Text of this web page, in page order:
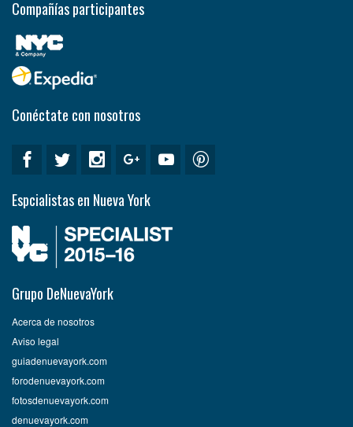
Compañías participantes
Conéctate con nosotros
Espcialistas en Nueva York
Grupo DeNuevaYork
Acerca de nosotros
Aviso legal
guiadenuevayork.com
forodenuevayork.com
fotosdenuevayork.com
denuevayork.com